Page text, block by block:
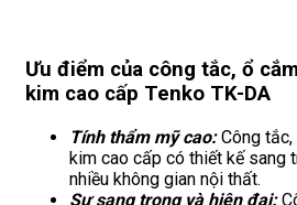
Ưu điểm của công tắc, ổ
kim cao cấp Tenko TK-DA
Tính thẩm mỹ cao:Công
kim cao cấp có thiết kế sang
nhiều không gian nội thất.
Sự sang trọng và hiện đại: